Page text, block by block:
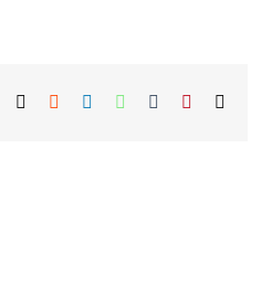
Facebook Reddit LinkedInWhatsApp
TumblrPinterest